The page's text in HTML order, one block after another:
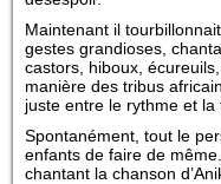
Maintenant il
gestes grandioses,
castors, hiboux,
manière des tribus
juste entre le rythme et la
Spontanément, tout le
enfants de faire de
chantant la chanson